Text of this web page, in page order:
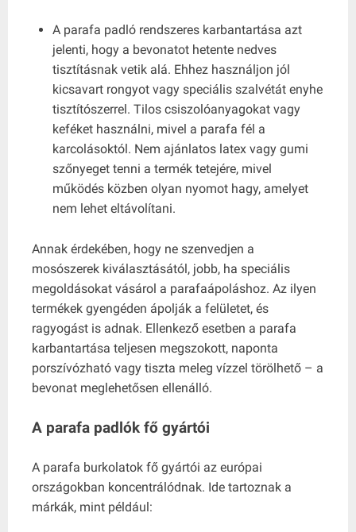
A parafa padló rendszeres karbantartása azt
jelenti, hogy a bevonatot hetente nedves
tisztításnak vetik alá. Ehhez használjon jól
kicsavart rongyot vagy speciális szalvétát enyhe
tisztítószerrel. Tilos csiszolóanyagokat vagy
keféket használni, mivel a parafa fél a
karcolásoktól. Nem ajánlatos latex vagy gumi
szőnyeget tenni a termék tetejére, mivel
működés közben olyan nyomot hagy, amelyet
nem lehet eltávolítani.
Annak érdekében, hogy ne szenvedjen a
mosószerek kiválasztásától, jobb, ha speciális
megoldásokat vásárol a parafaápoláshoz. Az ilyen
termékek gyengéden ápolják a felületet, és
ragyogást is adnak. Ellenkező esetben a parafa
karbantartása teljesen megszokott, naponta
porszívózható vagy tiszta meleg vízzel törölhető – a
bevonat meglehetősen ellenálló.
A parafa padlók fő gyártói
A parafa burkolatok fő gyártói az európai
országokban koncentrálódnak. Ide tartoznak a
márkák, mint például: